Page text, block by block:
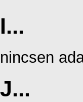
I...
nincsen
J...